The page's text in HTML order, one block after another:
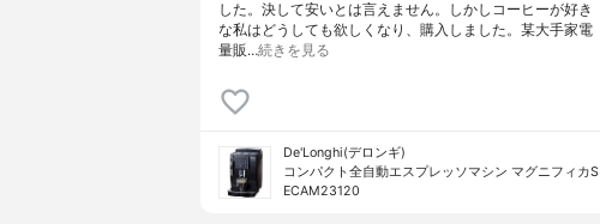
した。決して安いとは言えません。しかしコーヒーが好き
な私はどうしても欲しくなり、購入しました。某大手家電
量販…続きを見る
De'Longhi(デロンギ)
コンパクト全自動エスプレッソマシン マグニフィカS
ECAM23120